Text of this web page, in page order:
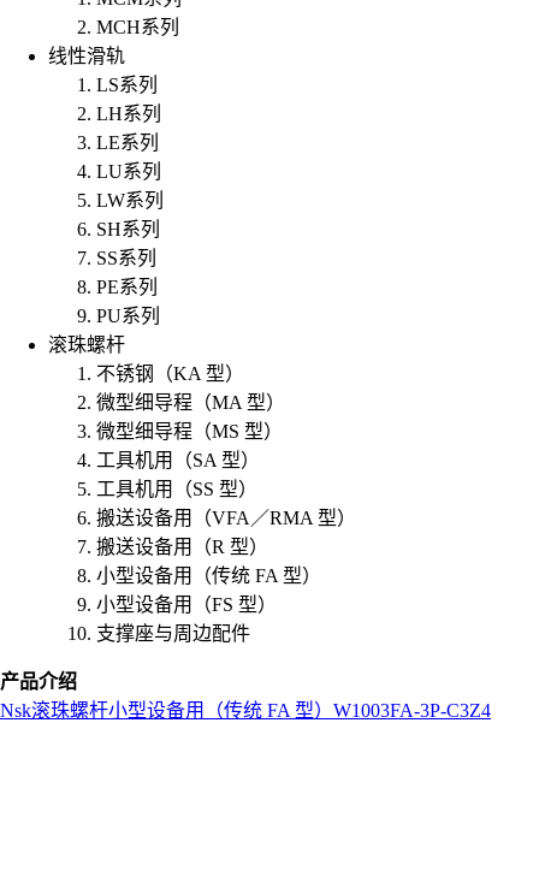
MCH系列
线性滑轨
LS系列
LH系列
LE系列
LU系列
LW系列
SH系列
SS系列
PE系列
PU系列
滚珠螺杆
不锈钢（KA 型）
微型细导程（MA 型）
微型细导程（MS 型）
工具机用（SA 型）
工具机用（SS 型）
搬送设备用（VFA／RMA 型）
搬送设备用（R 型）
小型设备用（传统 FA 型）
小型设备用（FS 型）
支撑座与周边配件
产品介绍
Nsk滚珠螺杆小型设备用（传统 FA 型） W1003FA-3P-C3Z4